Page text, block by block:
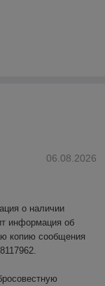
06.08.2026
о наличии
информация об
копию сообщения